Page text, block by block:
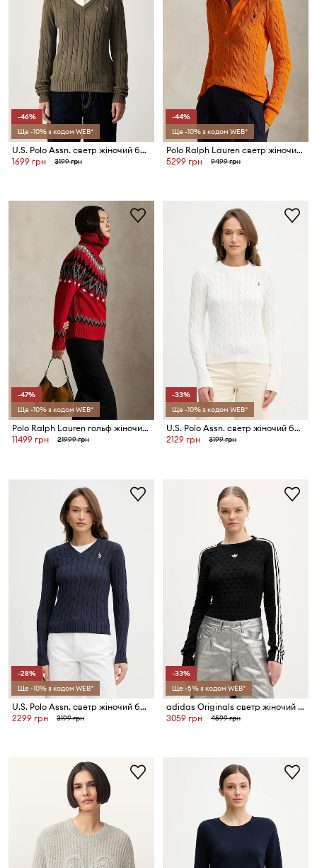
-46%
Ще -10% з кодом WEB*
U.S. Polo Assn. светр жіночий бавовняний V-NECK CABLE
1699 грн
3199 грн
-44%
Ще -10% з кодом WEB*
Polo Ralph Lauren светр жіночий бавовняний
5299 грн
9499 грн
-47%
Ще -10% з кодом WEB*
Polo Ralph Lauren гольф жіночий вовняний
11499 грн
21999 грн
-33%
Ще -10% з кодом WEB*
U.S. Polo Assn. светр жіночий бавовняний CREW NECK CABLE
2129 грн
3199 грн
-28%
Ще -10% з кодом WEB*
U.S. Polo Assn. светр жіночий бавовняний V-NECK CABLE
2299 грн
3199 грн
-33%
Ще -5% з кодом WEB*
adidas Originals светр жіночий з вовною
3059 грн
4599 грн